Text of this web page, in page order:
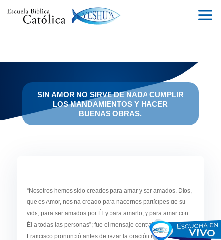
a
SIN AMOR NO SIRVE DE NADA CUMPLIR
LOS MANDAMIENTOS Y HACER
BUENAS OBRAS.
“Nosotros hemos sido creados para amar y ser amados. Dios,
que es Amor, nos ha creado para hacernos partícipes de su
vida, para ser amados por Él y para amarlo, y para amar con
Él a todas las personas”; fue el mensaje central que el Papa
Francisco pronunció antes de rezar la oración mariana